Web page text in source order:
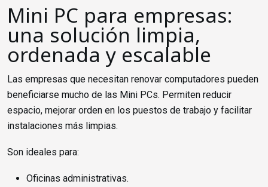
Mini PC para empresas:
una solución limpia,
ordenada y escalable
Las empresas que necesitan renovar computadores pueden
beneficiarse mucho de las Mini PCs. Permiten reducir
espacio, mejorar orden en los puestos de trabajo y facilitar
instalaciones más limpias.
Son ideales para:
Oficinas administrativas.